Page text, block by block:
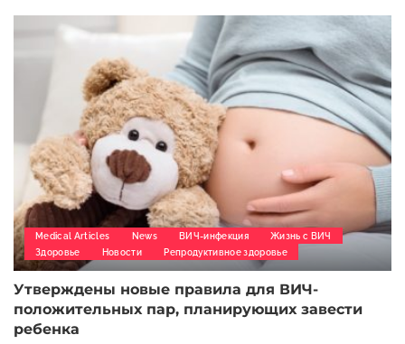
Medical Articles News ВИЧ-инфекция
Жизнь с ВИЧ
Здоровье
Новости Репродуктивное здоровье
Утверждены новые правила для ВИЧ-
положительных пар, планирующих завести
ребенка